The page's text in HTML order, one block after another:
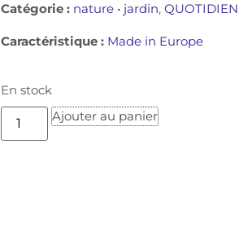
Catégorie : nature • jardin, QUOTIDIEN
Caractéristique : Made in Europe
En stock
Ajouter au panier